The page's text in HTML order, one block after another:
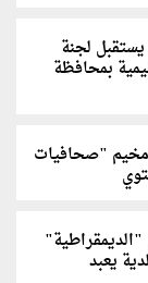
يستقبل لجنة
بمحافظة
"صحافيات
يعبد